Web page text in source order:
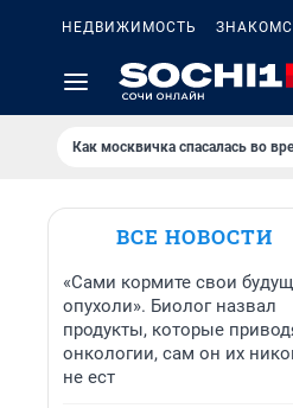
НЕДВИЖИМОСТЬ
Как москвичка спасалась во
ВСЕ НОВОСТИ
«Сами кормите свои
опухоли». Биолог назвал
продукты, которые
онкологии, сам он их
не ест